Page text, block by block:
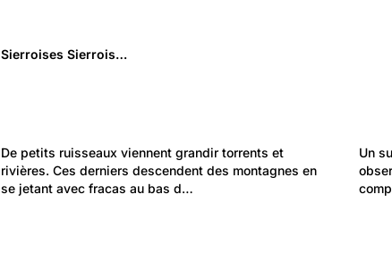
Lieux: Valais
Sierroises Sierrois…
Environnement: Nature et paysage
Torrents et rivières
De petits ruisseaux viennent grandir torrents et
rivières. Ces derniers descendent des montagnes en
se jetant avec fracas au bas d…
Un